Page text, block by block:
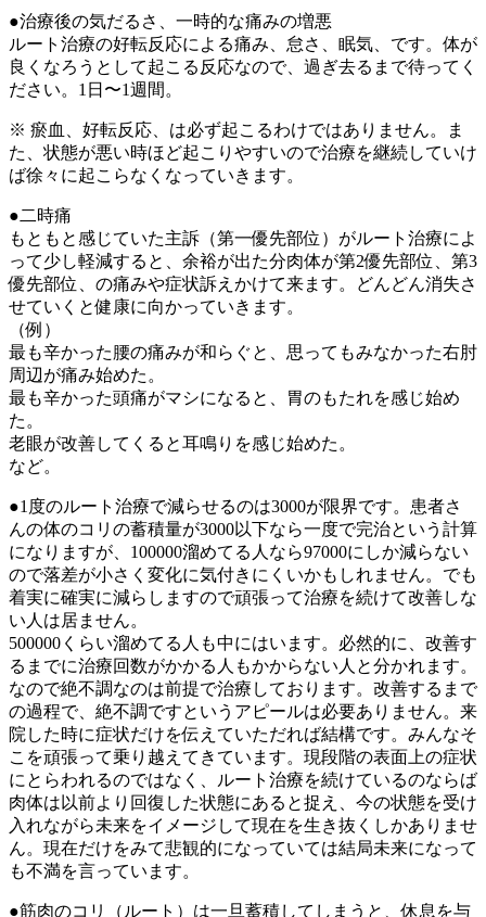
●治療後の気だるさ、一時的な痛みの増悪
ルート治療の好転反応による痛み、怠さ、眠気、です。体が
良くなろうとして起こる反応なので、過ぎ去るまで待ってく
ださい。1日〜1週間。
※ 瘀血、好転反応、は必ず起こるわけではありません。ま
た、状態が悪い時ほど起こりやすいので治療を継続していけ
ば徐々に起こらなくなっていきます。
●二時痛
もともと感じていた主訴（第一優先部位）がルート治療によ
って少し軽減すると、余裕が出た分肉体が第2優先部位、第3
優先部位、の痛みや症状訴えかけて来ます。どんどん消失さ
せていくと健康に向かっていきます。
（例）
最も辛かった腰の痛みが和らぐと、思ってもみなかった右肘
周辺が痛み始めた。
最も辛かった頭痛がマシになると、胃のもたれを感じ始め
た。
老眼が改善してくると耳鳴りを感じ始めた。
など。
●1度のルート治療で減らせるのは3000が限界です。患者さ
んの体のコリの蓄積量が3000以下なら一度で完治という計算
になりますが、100000溜めてる人なら97000にしか減らない
ので落差が小さく変化に気付きにくいかもしれません。でも
着実に確実に減らしますので頑張って治療を続けて改善しな
い人は居ません。
500000くらい溜めてる人も中にはいます。必然的に、改善す
るまでに治療回数がかかる人もかからない人と分かれます。
なので絶不調なのは前提で治療しております。改善するまで
の過程で、絶不調ですというアピールは必要ありません。来
院した時に症状だけを伝えていただれば結構です。みんなそ
こを頑張って乗り越えてきています。現段階の表面上の症状
にとらわれるのではなく、ルート治療を続けているのならば
肉体は以前より回復した状態にあると捉え、今の状態を受け
入れながら未来をイメージして現在を生き抜くしかありませ
ん。現在だけをみて悲観的になっていては結局未来になって
も不満を言っています。
●筋肉のコリ（ルート）は一旦蓄積してしまうと、休息を与